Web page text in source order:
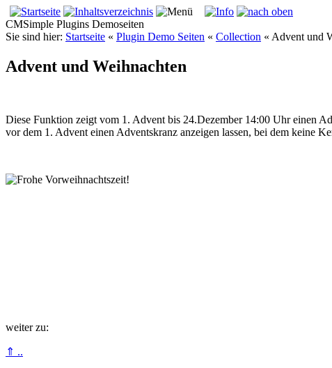
CMSimple Plugins Demoseiten
Sie sind hier: Startseite « Plugin Demo Seiten « Collection « Advent und
Advent und Weihnachten
Diese Funktion zeigt vom 1. Advent bis 24.Dezember 14:00 Uhr einen
vor dem 1. Advent einen Adventskranz anzeigen lassen, bei dem keine
weiter zu:
⇑ ..